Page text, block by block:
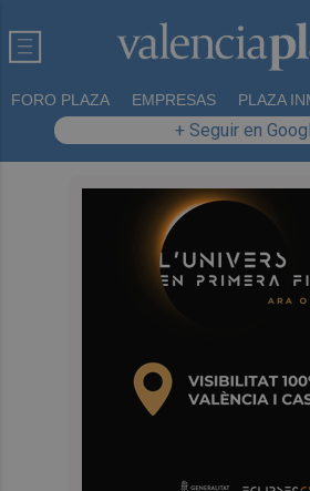
FORO PLAZA EMPRESAS PLAZA
+ Seguir en